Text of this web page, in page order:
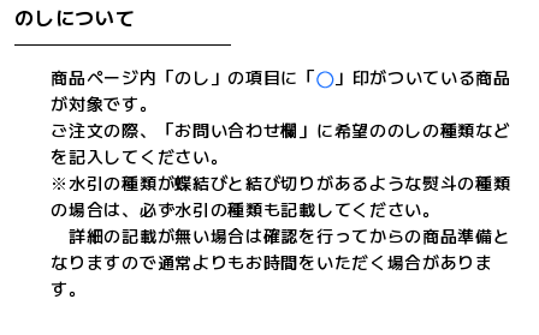
のしについて
商品ページ内「のし」の項目に「
」印がついている商品
が対象です。
ご注文の際、「お問い合わせ欄」に希望ののしの種類など
を記入してください。
※水引の種類が蝶結びと結び切りがあるような熨斗の種類
の場合は、必ず水引の種類も記載してください。
詳細の記載が無い場合は確認を行ってからの商品準備と
なりますので通常よりもお時間をいただく場合がありま
す。